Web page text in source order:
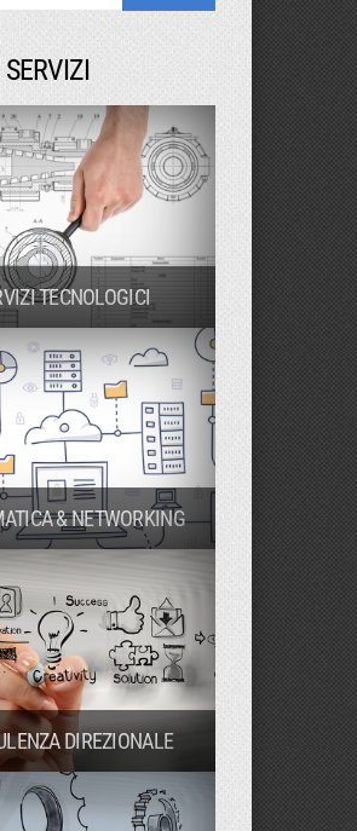
TECNOLOGICI
& NETWORKING
DIREZIONALE